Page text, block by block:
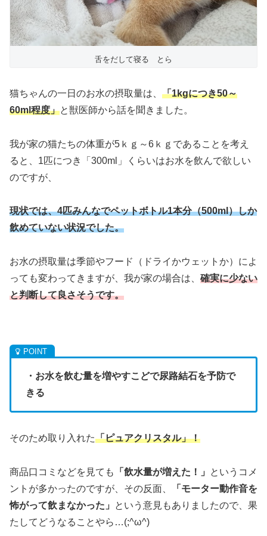
舌をだして寝る とら
猫ちゃんの一日のお水の摂取量は、 「1kgにつき50～
60ml程度」と獣医師から話を聞きました。
我が家の猫たちの体重が5ｋｇ～6ｋｇであることを考え
ると、1匹につき「300ml」くらいはお水を飲んで欲しい
のですが、
現状では、4匹みんなでペットボトル1本分（500ml）しか
飲めていない状況でした。
お水の摂取量は季節やフード（ドライかウェットか）によ
っても変わってきますが、我が家の場合は、 確実に少ない
と判断して良さそうです。
・お水を飲む量を増やすこどで尿路結石を予防で
きる
そのため取り入れた「ピュアクリスタル」！
商品口コミなどを見ても 「飲水量が増えた！」
というコメ
ントが多かったのですが、その反面、
「モーター動作音を
怖がって飲まなかった」
という意見もありましたので、果
たしてどうなることやら…(;^ω^)